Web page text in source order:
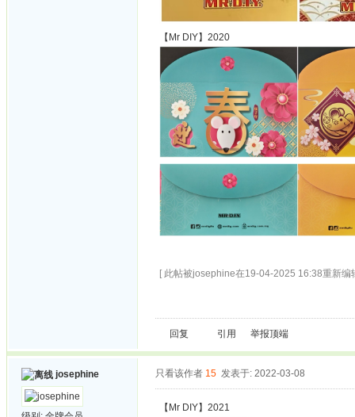
【Mr DIY】2020
[ 此帖被josephine在19-04-2025 16:38重新编
回复 引用 举报顶端
josephine 只看该作者 15 发表于: 2022-03-08
【Mr DIY】2021